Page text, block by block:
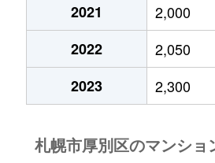
厚別中央４条
1,500万円
厚別中央４条
2,400万円
厚別中央４条
2,000万円
厚別中央４条
2021
2,000
2022
2,050
2023
2,300